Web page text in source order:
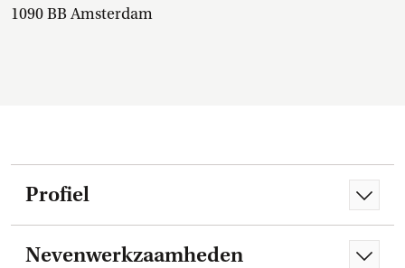
1090 BB Amsterdam
Profiel
Nevenwerkzaamheden